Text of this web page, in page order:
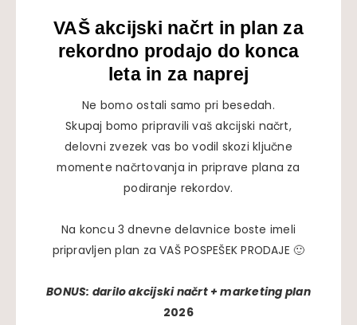
VAŠ akcijski načrt in plan za
rekordno prodajo do konca
leta in za naprej
Ne bomo ostali samo pri besedah.
Skupaj bomo pripravili vaš akcijski načrt,
delovni zvezek vas bo vodil skozi ključne
momente načrtovanja in priprave plana za
podiranje rekordov.
Na koncu 3 dnevne delavnice boste imeli
pripravljen plan za VAŠ POSPEŠEK PRODAJE 🙂
BONUS: darilo akcijski načrt + marketing plan
2026